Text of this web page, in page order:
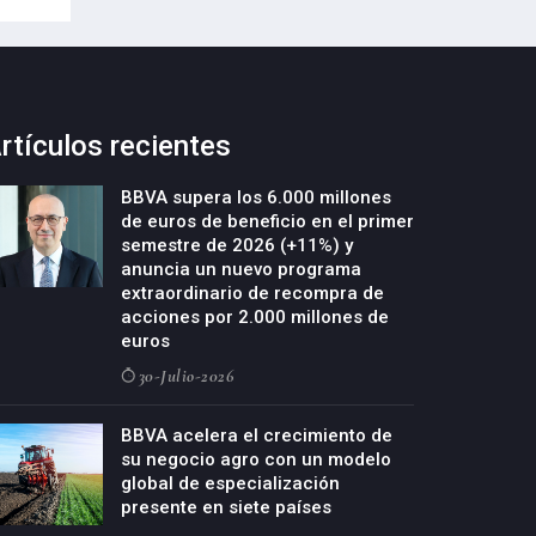
recientes
BBVA supera los 6.000 millones
de euros de beneficio en el primer
semestre de 2026 (+11%) y
anuncia un nuevo programa
extraordinario de recompra de
acciones por 2.000 millones de
euros
30-Julio-2026
BBVA acelera el crecimiento de
su negocio agro con un modelo
global de especialización
presente en siete países